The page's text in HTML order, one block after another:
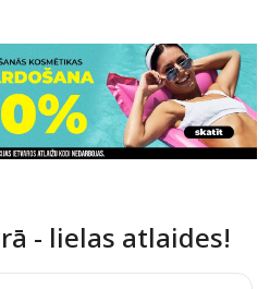
- lielas atlaides!